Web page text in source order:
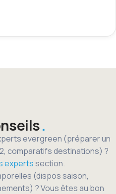
evergreen (préparer un
comparatifs destinations) ?
expertssection.
(dispos saison,
? Vous êtes au bon